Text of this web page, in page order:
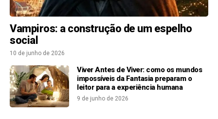
Vampiros: a construção de um espelho
social
10 de junho de 2026
Viver Antes de Viver: como os mundos
impossíveis da Fantasia preparam o
leitor para a experiência humana
9 de junho de 2026